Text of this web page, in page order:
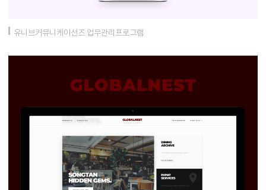
유니브커뮤니케이션즈 업무관리프로그램